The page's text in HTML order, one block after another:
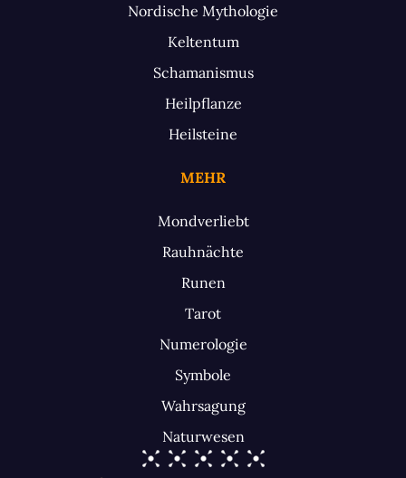
Nordische Mythologie
Keltentum
Schamanismus
Heilpflanze
Heilsteine
MEHR
Mondverliebt
Rauhnächte
Runen
Tarot
Numerologie
Symbole
Wahrsagung
Naturwesen